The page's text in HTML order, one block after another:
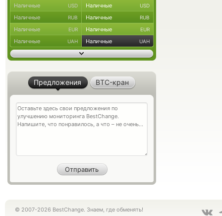
Наличные USD Наличные USD
Наличные RUB Наличные RUB
Наличные EUR Наличные EUR
Наличные UAH Наличные UAH
Предложения BTC-кран
© 2007-2026 BestChange. Знаем, где обменять!